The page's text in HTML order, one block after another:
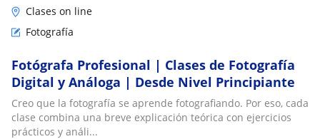
Clases on line
Fotografía
Fotógrafa Profesional | Clases de Fotografía
Digital y Análoga | Desde Nivel Principiante
Creo que la fotografía se aprende fotografiando. Por eso, cada
clase combina una breve explicación teórica con ejercicios
prácticos y análi...